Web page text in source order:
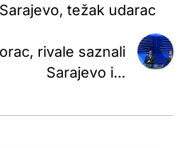
težak udarac
rivale saznali
Sarajevo i...